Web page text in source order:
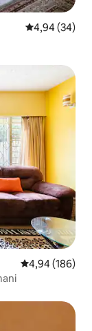
Gemiddelde
4,94 (34)
Gemiddelde
4,94 (186)